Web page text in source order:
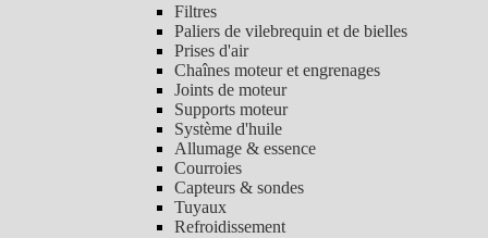
Filtres
Paliers de vilebrequin et de bielles
Prises d'air
Chaînes moteur et engrenages
Joints de moteur
Supports moteur
Système d'huile
Allumage & essence
Courroies
Capteurs & sondes
Tuyaux
Refroidissement